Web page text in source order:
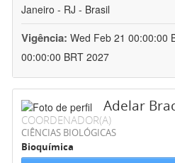
Janeiro - RJ - Brasil
Vigência: Wed Feb 21 00:00:00
00:00:00 BRT 2027
Adelar
COORDENADOR(A)
CIÊNCIAS BIOLÓGICAS
Bioquímica